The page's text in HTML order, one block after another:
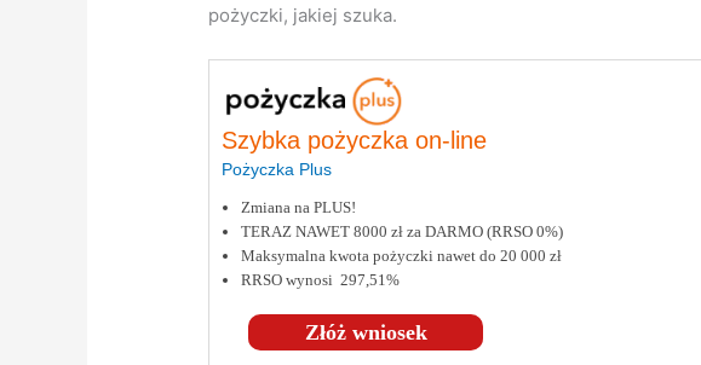
pożyczki, jakiej szuka.
Szybka pożyczka on-line
Pożyczka Plus
Złóż wniosek
Zmiana na PLUS!
TERAZ NAWET 8000 zł za DARMO (RRSO 0%)
Maksymalna kwota pożyczki nawet do 20 000 zł
RRSO wynosi 297,51%